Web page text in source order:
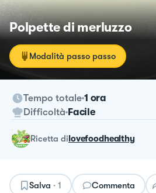
Polpette di merluzzo
Modalità passo passo
Tempo totale 1 ora
Difficoltà Facile
ricetta dilovefoodhealthy
Salva · 1 Commenta